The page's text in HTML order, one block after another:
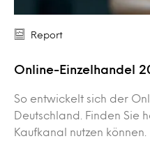
Report
Online-Einzelhandel
So entwickelt sich der
Deutschland. Finden Sie
Kaufkanal nutzen können.